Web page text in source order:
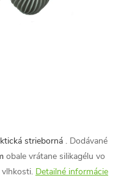
strieborná . Dodávané
obale vrátane silikagélu vo
Detailné informácie